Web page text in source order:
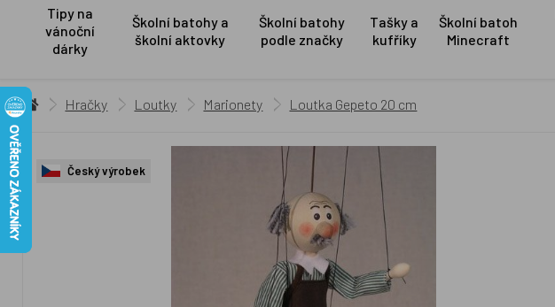
Tipy na
vánoční
dárky
Školní batohy a
školní aktovky
Školní batohy
podle značky
Tašky a
kufříky
Školní batoh
Minecraft
Hračky Loutky Marionety Loutka Gepeto 20 cm
Český výrobek